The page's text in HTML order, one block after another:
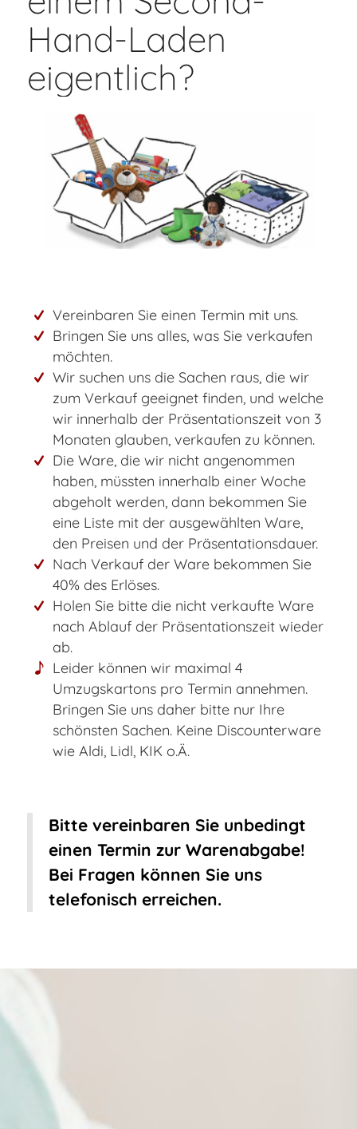
Hand-Laden
eigentlich?
Vereinbaren Sie einen Termin mit uns.
Bringen Sie uns alles, was Sie verkaufen
möchten.
Wir suchen uns die Sachen raus, die wir
zum Verkauf geeignet finden, und welche
wir innerhalb der Präsentationszeit von 3
Monaten glauben, verkaufen zu können.
Die Ware, die wir nicht angenommen
haben, müssten innerhalb einer Woche
abgeholt werden, dann bekommen Sie
eine Liste mit der ausgewählten Ware,
den Preisen und der Präsentationsdauer.
Nach Verkauf der Ware bekommen Sie
40% des Erlöses.
Holen Sie bitte die nicht verkaufte Ware
nach Ablauf der Präsentationszeit wieder
ab.
Leider können wir maximal 4
Umzugskartons pro Termin annehmen.
Bringen Sie uns daher bitte nur Ihre
schönsten Sachen. Keine Discounterware
wie Aldi, Lidl, KIK o.Ä.
Bitte vereinbaren Sie unbedingt
einen Termin zur Warenabgabe!
Bei Fragen können Sie uns
telefonisch erreichen.